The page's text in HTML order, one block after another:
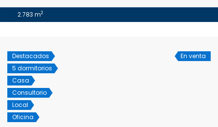
2.783 m2
Destacados
5 dormitorios
Casa
Consultorio
Local
Oficina
En venta